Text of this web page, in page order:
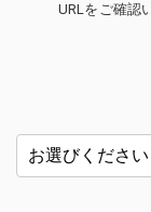
URLをご確認